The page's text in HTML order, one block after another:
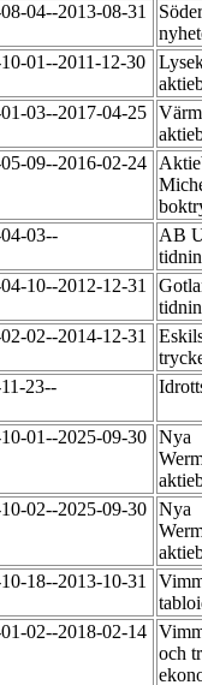
04--2013-08-31
01--2011-12-30
03--2017-04-25
09--2016-02-24
03--
AB
10--2012-12-31
02--2014-12-31
23--
01--2025-09-30 Nya
02--2025-09-30 Nya
18--2013-10-31
02--2018-02-14
och